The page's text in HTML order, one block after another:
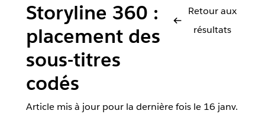
Storyline 360 :
placement des
sous-titres
codés
Retour aux
résultats
Article mis à jour pour la dernière fois le 16 janv.